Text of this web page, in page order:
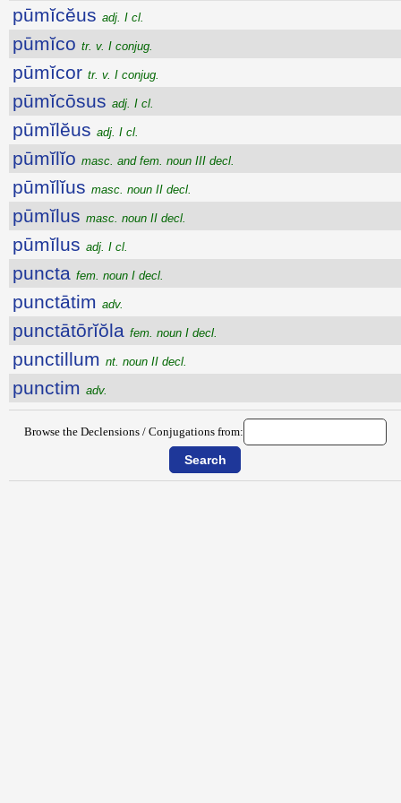
pūmĭcĕus adj. I cl.
pūmĭco tr. v. I conjug.
pūmĭcor tr. v. I conjug.
pūmĭcōsus adj. I cl.
pūmĭlĕus adj. I cl.
pūmĭlĭo masc. and fem. noun III decl.
pūmĭlĭus masc. noun II decl.
pūmĭlus masc. noun II decl.
pūmĭlus adj. I cl.
puncta fem. noun I decl.
punctātim adv.
punctātōrĭŏla fem. noun I decl.
punctillum nt. noun II decl.
punctim adv.
Browse the Declensions / Conjugations from: